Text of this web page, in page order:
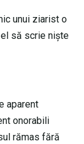
unui ziarist o
să scrie nişte
aparent
onorabili
rămas fără